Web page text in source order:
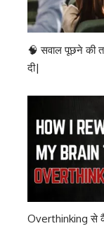
🧠 सवाल पूछने की
दी|
Overthinking से